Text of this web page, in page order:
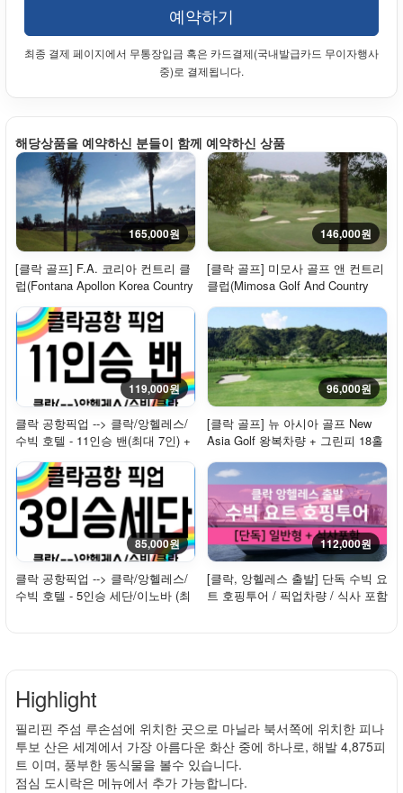
예약하기
최종 결제 페이지에서 무통장입금 혹은 카드결제(국내발급카드 무이자행사
중)로 결제됩니다.
해당상품을 예약하신 분들이 함께 예약하신 상품
165,000원
[클락 골프] F.A. 코리아 컨트리 클
럽(Fontana Apollon Korea Country
Club) ...
146,000원
[클락 골프] 미모사 골프 앤 컨트리
클럽(Mimosa Golf And Country
Club) 왕복...
119,000원
클락 공항픽업 --> 클락/앙헬레스/
수빅 호텔 - 11인승 밴(최대 7인) +
기사
96,000원
[클락 골프] 뉴 아시아 골프 New
Asia Golf 왕복차량 + 그린피 18홀
- 주중/평일
85,000원
클락 공항픽업 --> 클락/앙헬레스/
수빅 호텔 - 5인승 세단/이노바 (최
112,000원
[클락, 앙헬레스 출발] 단독 수빅 요
트 호핑투어 / 픽업차량 / 식사 포함
Highlight
필리핀 주섬 루손섬에 위치한 곳으로 마닐라 북서쪽에 위치한 피나
투보 산은 세계에서 가장 아름다운 화산 중에 하나로, 해발 4,875피
트 이며, 풍부한 동식물을 볼수 있습니다.
점심 도시락은 메뉴에서 추가 가능합니다.